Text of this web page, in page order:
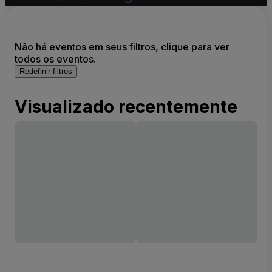
Não há eventos em seus filtros, clique para ver
todos os eventos.
Redefinir filtros
Visualizado recentemente